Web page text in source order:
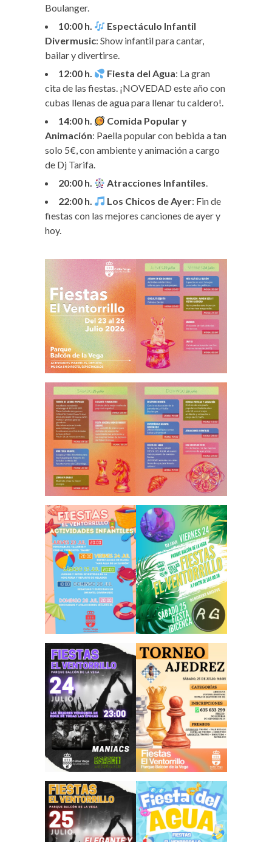
Boulanger.
10:00 h.
Espectáculo Infantil
Divermusic: Show infantil para cantar,
bailar y divertirse.
12:00 h.
Fiesta del Agua: La gran
cita de las fiestas. ¡NOVEDAD este año con
cubas llenas de agua para llenar tu caldero!.
14:00 h.
Comida Popular y
Animación: Paella popular con bebida a tan
solo 5€, con ambiente y animación a cargo
de Dj Tarifa.
20:00 h.
Atracciones Infantiles.
22:00 h.
Los Chicos de Ayer: Fin de
fiestas con las mejores canciones de ayer y
hoy.